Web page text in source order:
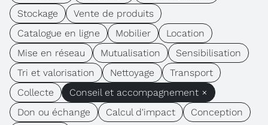
Stockage
Vente de produits
Catalogue en ligne
Mobilier
Location
Mise en réseau
Mutualisation
Sensibilisation
Tri et valorisation
Nettoyage
Transport
Collecte
Conseil et accompagnement ×
Don ou échange
Calcul d'impact Conception